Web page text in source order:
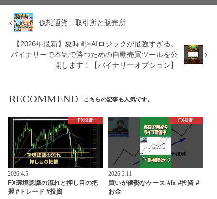
仮想通貨 取引所と販売所
【2026年最新】夏時間×AIロジックが最強すぎる。
バイナリーで本気で勝つための自動売買ツールを公
開します！【バイナリーオプション】
RECOMMEND こちらの記事も人気です。
FX投資
2026.4.5
FX環境認識の流れと押し目の把
握 #トレード #投資
FX投資
2026.3.11
買いが優勢なケース #fx #投資 #
お金